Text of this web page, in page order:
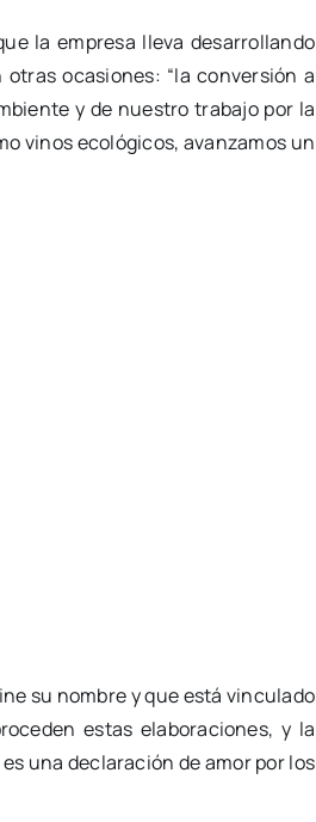
la empresa lleva desarrollando
ocasiones: “la conversión a
y de nuestro trabajo por la
vinos ecológicos, avanzamos un
su nombre y que está vinculado
estas elaboraciones, y la
una declaración de amor por los